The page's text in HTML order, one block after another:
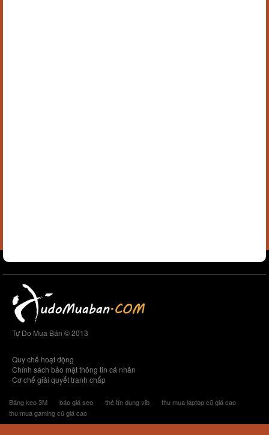
Tự Do Mua Bán © 2013
Quy chế hoạt động
Chính sách bảo mật thông tin cá nhân
Cơ chế giải quyết tranh chấp
Băng keo 3M báo giá seo thẻ tín dụng vib
thu mua laptop cũ giá cao
thu mua gaming cũ giá cao